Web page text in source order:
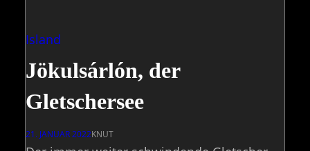
Island
Jökulsárlón, der
Gletschersee
21. JANUAR 2022KNUT